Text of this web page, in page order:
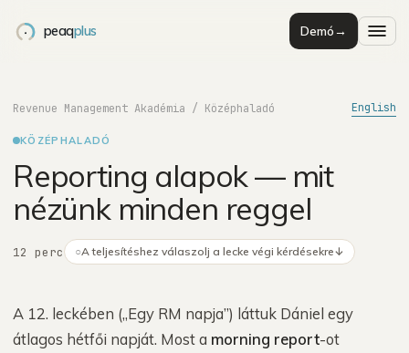
peaqplus Demó→
Revenue Management Akadémia / Középhaladó English
KÖZÉPHALADÓ
Reporting alapok — mit
nézünk minden reggel
12 perc ○A teljesítéshez válaszolj a lecke végi kérdésekre↓
A 12. leckében („Egy RM napja”) láttuk Dániel egy
átlagos hétfői napját. Most a morning report-ot